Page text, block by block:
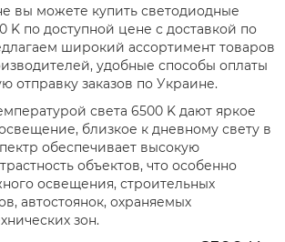
30 Вт
с датчиком движения
вы можете купить светодиодные
K по доступной цене с доставкой по
широкий ассортимент товаров
удобные способы оплаты
отправку заказов по Украине.
света 6500 K дают яркое
близкое к дневному свету в
обеспечивает высокую
объектов, что особенно
освещения, строительных
автостоянок, охраняемых
зон.